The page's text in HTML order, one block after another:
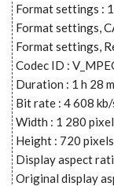
Format settings :
Format settings,
Format settings,
Codec ID :
Duration : 1 h 28
Bit rate : 4 608 kb/
Width : 1 280
Height : 720 pixels
Display aspect
Original display